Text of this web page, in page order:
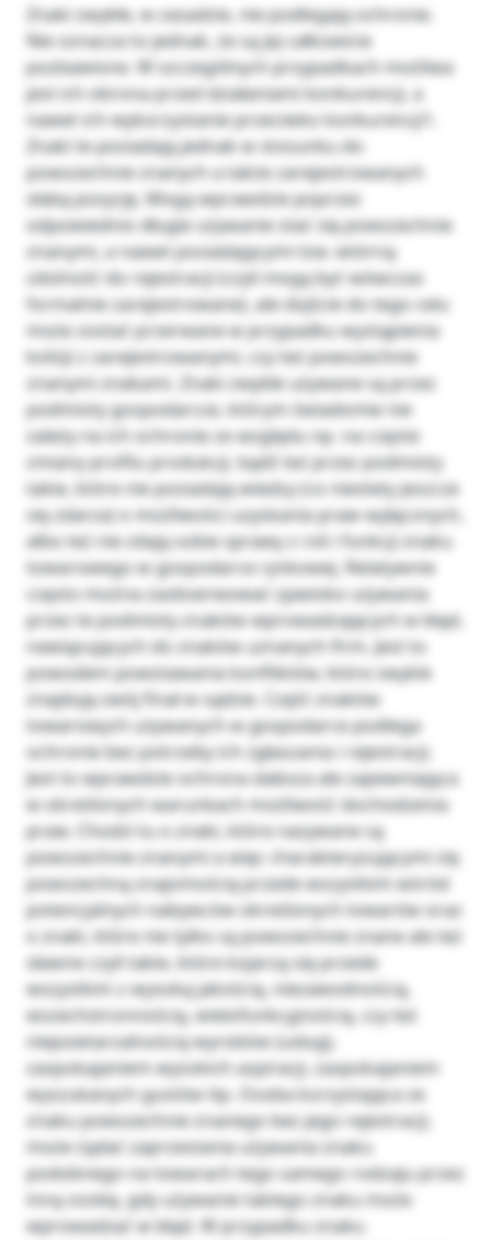
Znaki zwykłe, w zasadzie, nie podlegają ochronie.
Nie oznacza to jednak, że są jej całkowicie
pozbawione. W szczególnych przypadkach możliwa
jest ich obrona przed działaniami konkurencji, a
nawet ich wykorzystanie przeciwko konkurencji1.
Znaki te posiadają jednak w stosunku do
powszechnie znanych a także zarejestrowanych
słabą pozycję. Mogą wprawdzie poprzez
odpowiednio długie używanie stać się powszechnie
znanymi, a nawet posiadającymi tzw. wtórną
zdolność do rejestracji (czyli mogą być wówczas
formalnie zarejestrowane), ale dojście do tego celu
może zostać przerwane w przypadku wystąpienia
kolizji z zarejestrowanymi, czy też powszechnie
znanymi znakami. Znaki zwykłe używane są przez
podmioty gospodarcze, którym świadomie nie
zależy na ich ochronie ze względu np. na częste
zmiany profilu produkcji, bądź też przez podmioty
takie, które nie posiadają wiedzy (co niestety jeszcze
się zdarza) o możliwości uzyskania praw wyłącznych,
albo też nie zdają sobie sprawy z roli i funkcji znaku
towarowego w gospodarce rynkowej. Relatywnie
często można zaobserwować zjawisko używania
przez te podmioty znaków wprowadzających w błąd,
nawiązujących do znaków uznanych firm. Jest to
powodem powstawania konfliktów, które zwykle
znajdują swój finał w sądzie. Część znaków
towarowych używanych w gospodarce podlega
ochronie bez potrzeby ich zgłaszania i rejestracji.
Jest to wprawdzie ochrona słabsza ale zapewniająca
w określonych warunkach możliwość dochodzenia
praw. Chodzi tu o znaki, które nazywane są
powszechnie znanymi a więc charakteryzującymi się
powszechną znajomością przede wszystkim wśród
potencjalnych nabywców określonych towarów oraz
o znaki, które nie tylko są powszechnie znane ale też
sławne czyli takie, które kojarzą się przede
wszystkim z wysoką jakością, niezawodnością,
wszechstronnością, wielofunkcyjnością, czy też
niepowtarzalnością wyrobów (usług),
zaspokajaniem wysokich aspiracji, zaspokajaniem
wyszukanych gustów itp. Osoba korzystająca ze
znaku powszechnie znanego bez jego rejestracji,
może żądać zaprzestania używania znaku
podobnego na towarach tego samego rodzaju przez
inną osobę, gdy używanie takiego znaku może
wprowadzać w błąd. W przypadku znaku